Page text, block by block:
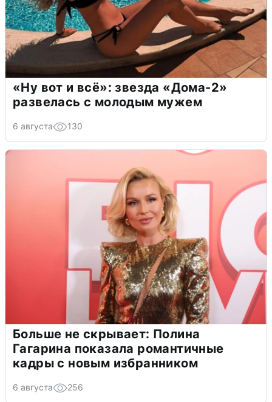
«Ну вот и всё»: звезда «Дома-2»
развелась с молодым мужем
6 августа 130
Больше не скрывает: Полина
Гагарина показала романтичные
кадры с новым избранником
6 августа 256